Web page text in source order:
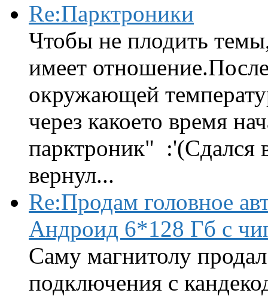
Re:Парктроники
Чтобы не плодить
имеет
окружающей
через какоето время
парктроник" :'(Сдался
вернул...
Re:Продам головное
Андроид 6*128 Гб с
Саму магнитолу
подключения с